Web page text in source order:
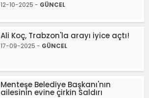
12-10-2025 - GÜNCEL
Ali Koç, Trabzon'la arayı iyice açtı!
17-09-2025 - GÜNCEL
Menteşe Belediye Başkanı'nın
ailesinin evine çirkin Saldırı